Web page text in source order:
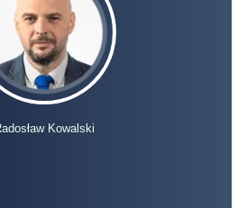
Kowalski